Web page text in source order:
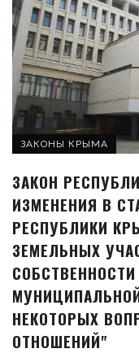
ЗАКОНЫ КРЫМА
ЗАКОН
ИЗМЕНЕНИЯ В
РЕСПУБЛИКИ
ЗЕМЕЛЬНЫХ
НЕКОТОРЫХ
ОТНОШЕНИЙ"